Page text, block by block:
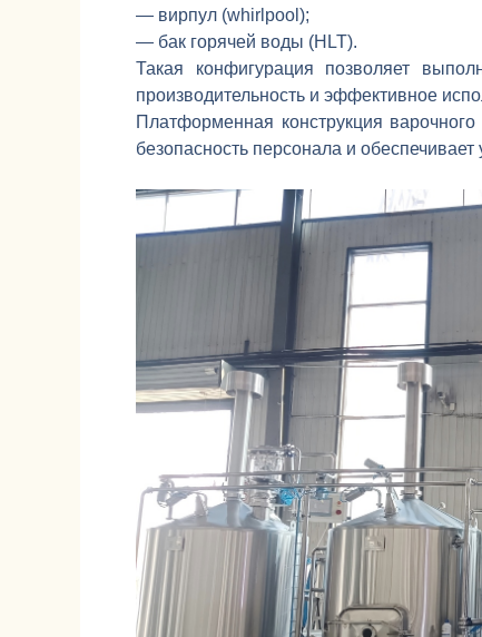
— вирпул (whirlpool);
— бак горячей воды (HLT).
Такая конфигурация позволяет
производительность и эффективное
Платформенная конструкция
безопасность персонала и